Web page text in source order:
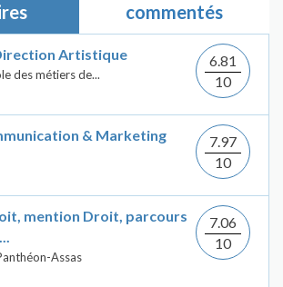
commentés
Artistique
des métiers de...
6.81
10
& Marketing
7.97
10
mention Droit, parcours
Assas
7.06
10